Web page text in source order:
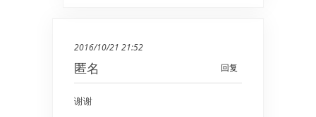
2016/10/21 21:52
回复
匿名
谢谢